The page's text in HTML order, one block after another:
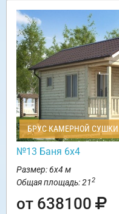
БРУС КАМЕРНОЙ СУШКИ
№13 Баня 6х4
Размер: 6х4 м
Общая площадь: 212
от 638100